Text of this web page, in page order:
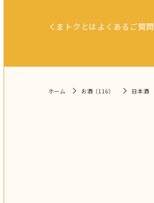
くまトクとは よくあるご質問
ホーム お酒（116） 日本酒